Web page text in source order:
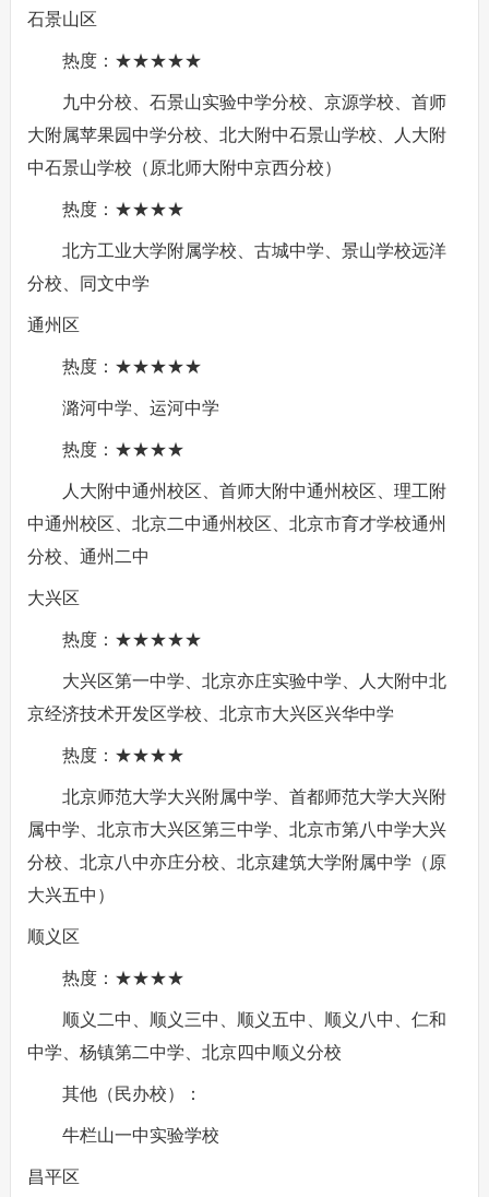
石景山区
热度：★★★★★
九中分校、石景山实验中学分校、京源学校、首师
大附属苹果园中学分校、北大附中石景山学校、人大附
中石景山学校（原北师大附中京西分校）
热度：★★★★
北方工业大学附属学校、古城中学、景山学校远洋
分校、同文中学
通州区
热度：★★★★★
潞河中学、运河中学
热度：★★★★
人大附中通州校区、首师大附中通州校区、理工附
中通州校区、北京二中通州校区、北京市育才学校通州
分校、通州二中
大兴区
热度：★★★★★
大兴区第一中学、北京亦庄实验中学、人大附中北
京经济技术开发区学校、北京市大兴区兴华中学
热度：★★★★
北京师范大学大兴附属中学、首都师范大学大兴附
属中学、北京市大兴区第三中学、北京市第八中学大兴
分校、北京八中亦庄分校、北京建筑大学附属中学（原
大兴五中）
顺义区
热度：★★★★
顺义二中、顺义三中、顺义五中、顺义八中、仁和
中学、杨镇第二中学、北京四中顺义分校
其他（民办校）：
牛栏山一中实验学校
昌平区